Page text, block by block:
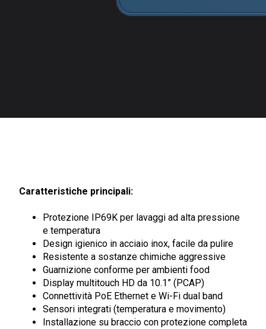
Caratteristiche principali:
Protezione IP69K per lavaggi ad alta pressione
e temperatura
Design igienico in acciaio inox, facile da pulire
Resistente a sostanze chimiche aggressive
Guarnizione conforme per ambienti food
Display multitouch HD da 10.1” (PCAP)
Connettività PoE Ethernet e Wi-Fi dual band
Sensori integrati (temperatura e movimento)
Installazione su braccio con protezione completa